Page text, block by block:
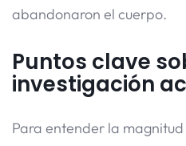
abandonaron el cuerpo.
Puntos clave
investigación
Para entender la